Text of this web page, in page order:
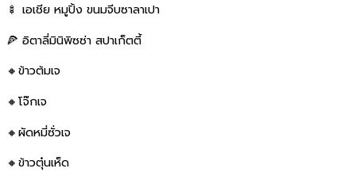
🍢 เอเชีย หมูปิ้ง ขนมจีบซาลาเปา
🍕 อิตาลี่มินิพิซซ่า สปาเก็ตตี้
🔸ข้าวต้มเจ
🔸โจ๊กเจ
🔸ผัดหมี่ซั่วเจ
🔸ข้าวตุ๋นเห็ด